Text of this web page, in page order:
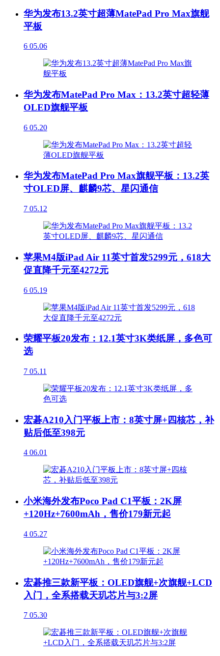
华为发布13.2英寸超薄MatePad Pro Max旗舰
平板
6 05.06
华为发布MatePad Pro Max：13.2英寸超轻薄
OLED旗舰平板
6 05.20
华为发布MatePad Pro Max旗舰平板：13.2英
寸OLED屏、麒麟9芯、星闪通信
7 05.12
苹果M4版iPad Air 11英寸首发5299元，618大
促直降千元至4272元
6 05.19
荣耀平板20发布：12.1英寸3K类纸屏，多色可
选
7 05.11
宏碁A210入门平板上市：8英寸屏+四核芯，补
贴后低至398元
4 06.01
小米海外发布Poco Pad C1平板：2K屏
+120Hz+7600mAh，售价179新元起
4 05.27
宏碁推三款新平板：OLED旗舰+次旗舰+LCD
入门，全系搭载天玑芯片与3:2屏
7 05.30